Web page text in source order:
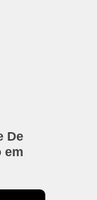
De
em